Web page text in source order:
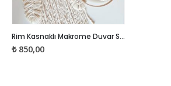
Rim Kasnaklı Makrome Duvar Süsü Kiti
₺850,00